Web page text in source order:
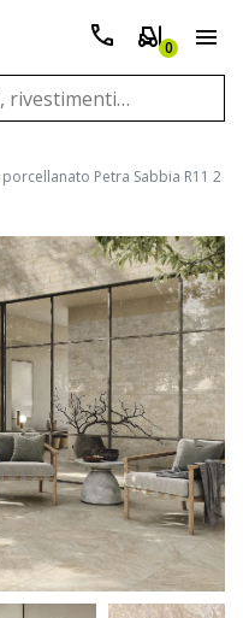
0
Petra Sabbia R11 2